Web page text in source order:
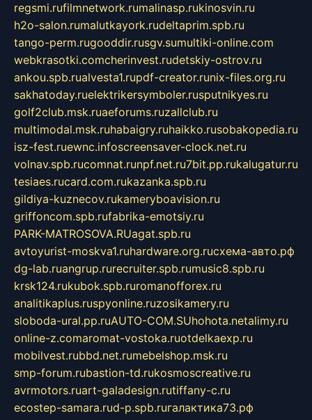
regsmi.rufilmnetwork.rumalinasp.rukinosvin.ru
h2o-salon.rumalutkayork.rudeltaprim.spb.ru
tango-perm.rugooddir.rusgv.sumultiki-online.com
webkrasotki.comcherinvest.rudetskiy-ostrov.ru
ankou.spb.rualvesta1.rupdf-creator.runix-files.org.ru
sakhatoday.ruelektrikersymboler.rusputnikyes.ru
golf2club.msk.ruaeforums.ruzallclub.ru
multimodal.msk.ruhabaigry.ruhaikko.rusobakopedia.ru
isz-fest.ruewnc.infoscreensaver-clock.net.ru
volnav.spb.rucomnat.runpf.net.ru7bit.pp.rukalugatur.ru
tesiaes.rucard.com.rukazanka.spb.ru
gildiya-kuznecov.rukameryboavision.ru
griffoncom.spb.rufabrika-emotsiy.ru
PARK-MATROSOVA.RUagat.spb.ru
avtoyurist-moskva1.ruhardware.org.ruсхема-авто.рф
dg-lab.ruangrup.rurecruiter.spb.rumusic8.spb.ru
krsk124.rukubok.spb.ruromanofforex.ru
analitikaplus.ruspyonline.ruzosikamery.ru
sloboda-ural.pp.ruAUTO-COM.SUhohota.netalimy.ru
online-z.comaromat-vostoka.ruotdelkaexp.ru
mobilvest.rubbd.net.rumebelshop.msk.ru
smp-forum.rubastion-td.rukosmoscreative.ru
avrmotors.ruart-galadesign.rutiffany-c.ru
ecostep-samara.rud-p.spb.ruгалактика73.рф